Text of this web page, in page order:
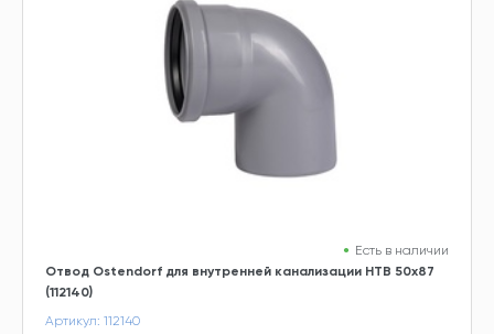
Есть в наличии
Отвод Ostendorf для внутренней канализации HTB 50х87
(112140)
Артикул: 112140